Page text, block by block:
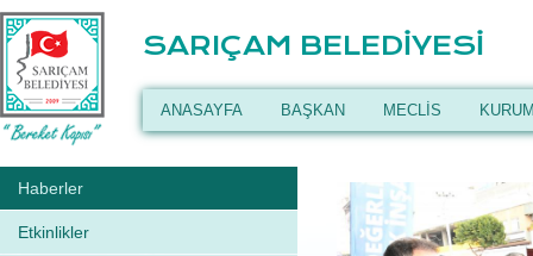
SARIÇAM BELEDİYESİ
ANASAYFA BAŞKAN MECLİS
Haberler
Etkinlikler